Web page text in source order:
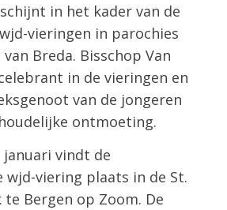
in het kader van de
vieringen in parochies
Breda. Bisschop Van
in de vieringen en
van de jongeren
ontmoeting.
januari vindt de
wjd-viering plaats in de St.
Bergen op Zoom. De